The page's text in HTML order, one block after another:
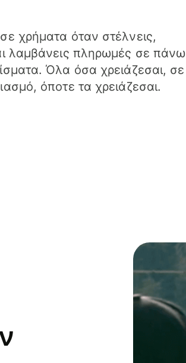
χρήματα όταν στέλνεις,
λαμβάνεις πληρωμές σε πάνω
Όλα όσα χρειάζεσαι, σε
όποτε τα χρειάζεσαι.